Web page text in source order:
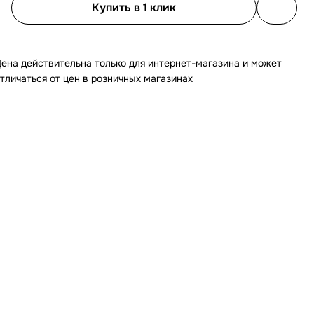
Купить в 1 клик
действительна только для интернет-магазина и может
от цен в розничных магазинах